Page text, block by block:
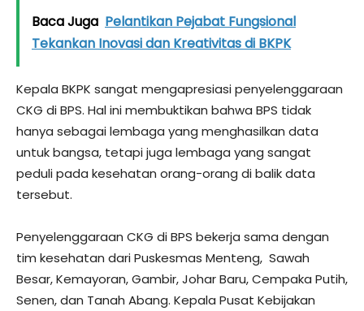
Baca Juga Pelantikan Pejabat Fungsional
Tekankan Inovasi dan Kreativitas di BKPK
Kepala BKPK sangat mengapresiasi penyelenggaraan
CKG di BPS. Hal ini membuktikan bahwa BPS tidak
hanya sebagai lembaga yang menghasilkan data
untuk bangsa, tetapi juga lembaga yang sangat
peduli pada kesehatan orang-orang di balik data
tersebut.
Penyelenggaraan CKG di BPS bekerja sama dengan
tim kesehatan dari Puskesmas Menteng, Sawah
Besar, Kemayoran, Gambir, Johar Baru, Cempaka Putih,
Senen, dan Tanah Abang. Kepala Pusat Kebijakan